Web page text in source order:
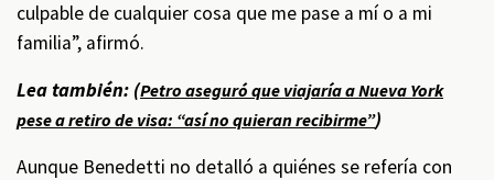
culpable de cualquier cosa que me pase a mí o a mi
familia”, afirmó.
Lea también: (Petro aseguró que viajaría a Nueva York
pese a retiro de visa: “así no quieran recibirme”)
Aunque Benedetti no detalló a quiénes se refería con